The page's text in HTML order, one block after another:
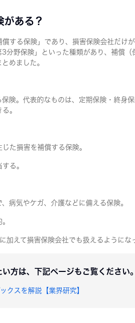
がある？
する保険」であり、損害保険会社だけ
分野保険」といった種類があり、補償（
めました。
険。代表的なものは、定期保険・終身
。
た損害を補償する保険。
る。
病気やケガ、介護などに備える保険。
えて損害保険会社でも扱えるようにな
方は、下記ページもご覧ください。
クスを解説【業界研究】